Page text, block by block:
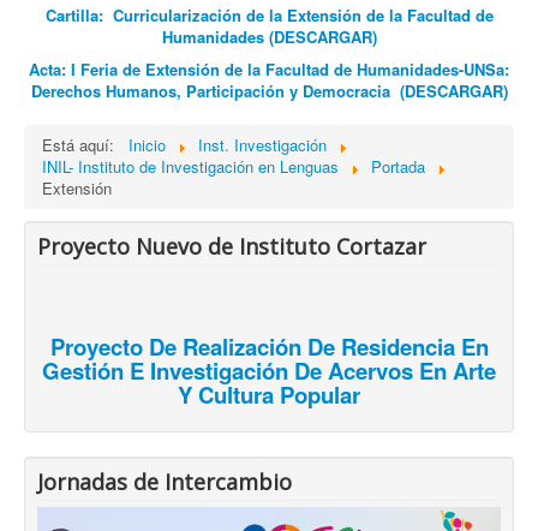
Cartilla: Curricularización de la Extensión de la Facultad de
Humanidades (DESCARGAR)
Acta: I Feria de Extensión de la Facultad de Humanidades-UNSa:
Derechos Humanos, Participación y Democracia (DESCARGAR)
Está aquí: Inicio
Inst. Investigación
INIL- Instituto de Investigación en Lenguas
Portada
Extensión
Proyecto Nuevo de Instituto Cortazar
Proyecto De Realización De Residencia En
Gestión E Investigación De Acervos En Arte
Y Cultura Popular
Jornadas de Intercambio